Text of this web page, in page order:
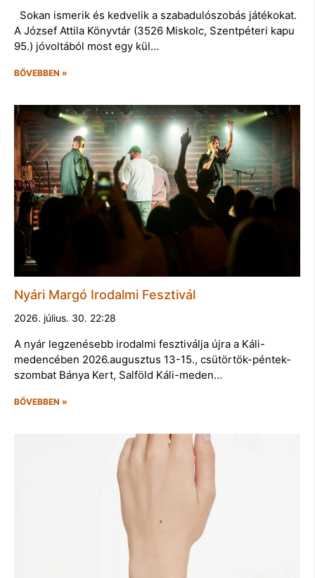
Sokan ismerik és kedvelik a szabadulószobás játékokat.
A József Attila Könyvtár (3526 Miskolc, Szentpéteri kapu
95.) jóvoltából most egy kül…
BŐVEBBEN »
Nyári Margó Irodalmi Fesztivál
2026. július. 30. 22:28
A nyár legzenésebb irodalmi fesztiválja újra a Káli-
medencében 2026.augusztus 13-15., csütörtök-péntek-
szombat Bánya Kert, Salföld Káli-meden…
BŐVEBBEN »